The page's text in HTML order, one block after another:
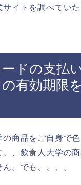
イトを調べていた
ドの支払
有効期限
商品をご自身で
、飲食人大学の
。でも、、、。